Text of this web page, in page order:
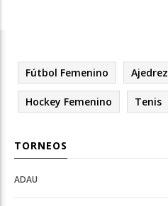
Fútbol Femenino Ajedrez
Hockey Femenino Tenis
TORNEOS
Open
Deportes
Open
configuration
ADAU